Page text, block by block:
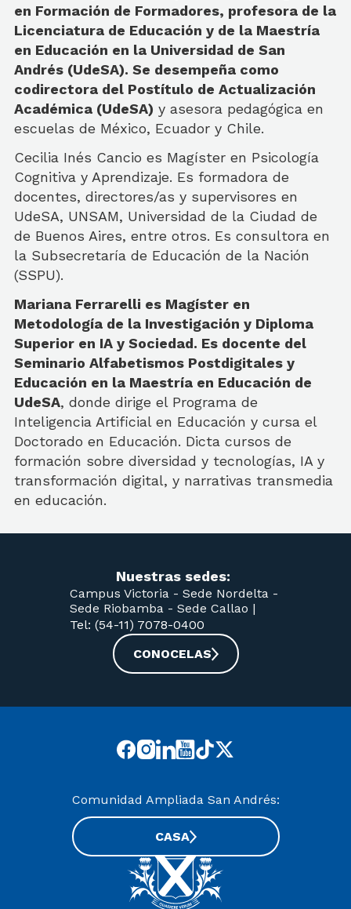
en Formación de Formadores, profesora de la
Licenciatura de Educación y de la Maestría
en Educación en la Universidad de San
Andrés (UdeSA). Se desempeña como
codirectora del Postítulo de Actualización
Académica (UdeSA) y asesora pedagógica en
escuelas de México, Ecuador y Chile.
Cecilia Inés Cancio es Magíster en Psicología
Cognitiva y Aprendizaje. Es formadora de
docentes, directores/as y supervisores en
UdeSA, UNSAM, Universidad de la Ciudad de
de Buenos Aires, entre otros. Es consultora en
la Subsecretaría de Educación de la Nación
(SSPU).
Mariana Ferrarelli es Magíster en
Metodología de la Investigación y Diploma
Superior en IA y Sociedad. Es docente del
Seminario Alfabetismos Postdigitales y
Educación en la Maestría en Educación de
UdeSA, donde dirige el Programa de
Inteligencia Artificial en Educación y cursa el
Doctorado en Educación. Dicta cursos de
formación sobre diversidad y tecnologías, IA y
transformación digital, y narrativas transmedia
en educación.
Nuestras sedes:
Campus Victoria - Sede Nordelta -
Sede Riobamba - Sede Callao |
Tel: (54-11) 7078-0400
CONOCELAS
Comunidad Ampliada San Andrés:
CASA